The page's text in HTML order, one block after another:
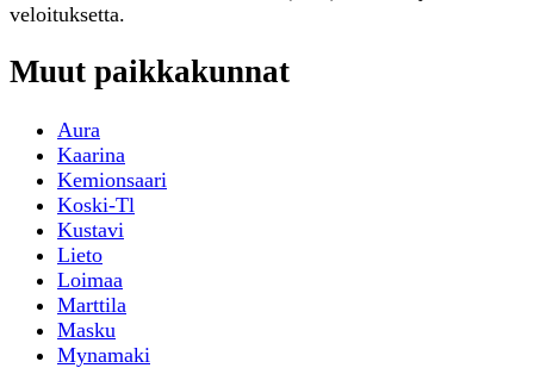
veloituksetta.
Muut paikkakunnat
Aura
Kaarina
Kemionsaari
Koski-Tl
Kustavi
Lieto
Loimaa
Marttila
Masku
Mynamaki